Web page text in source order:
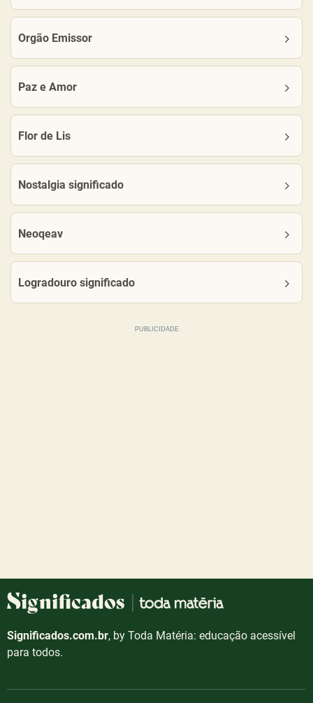
Orgão Emissor
Paz e Amor
Flor de Lis
Nostalgia significado
Neoqeav
Logradouro significado
Significados.com.br, by Toda Matéria: educação acessível
para todos.